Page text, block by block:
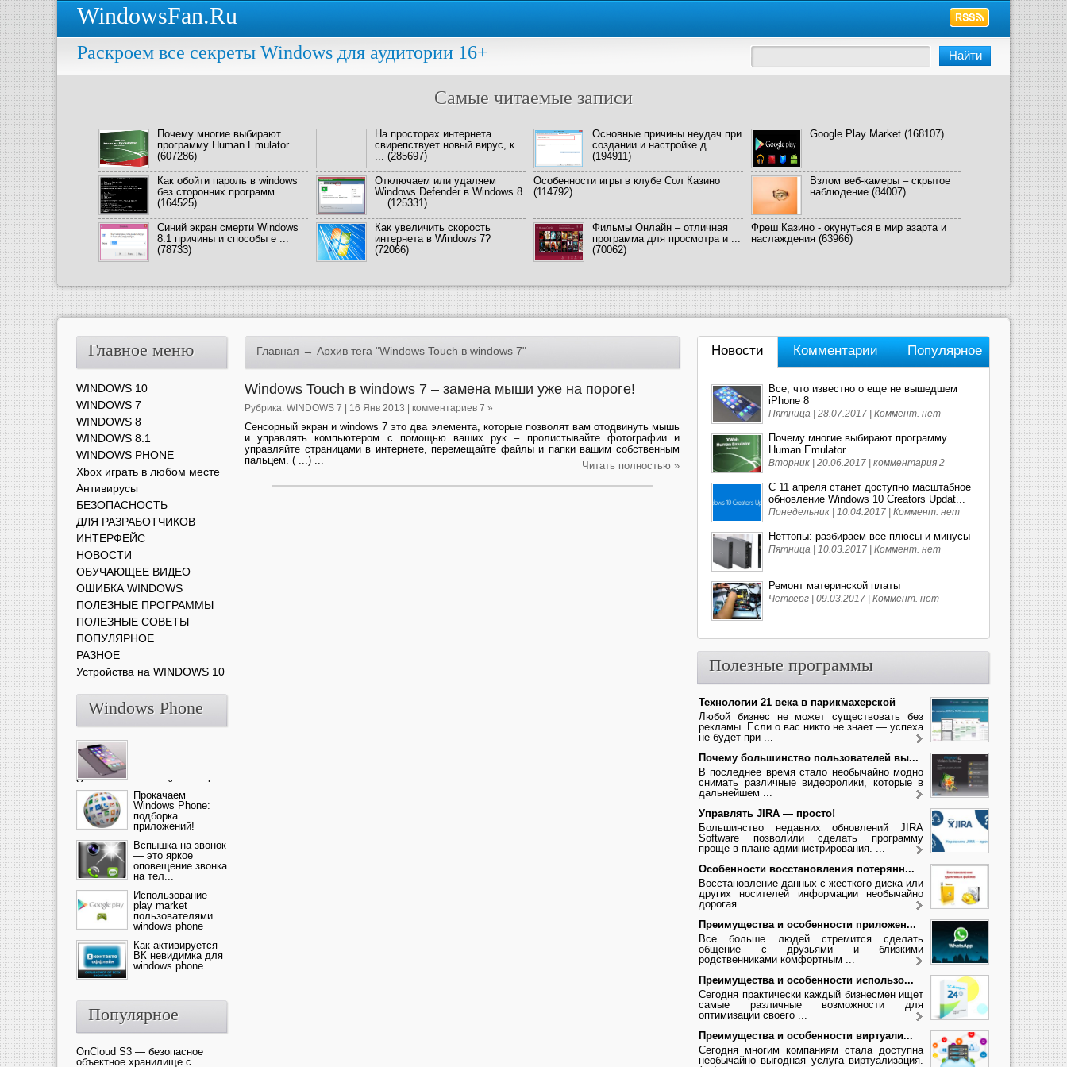
WindowsFan.Ru
Раскроем все секреты Windows для аудитории 16+
Самые читаемые записи
Почему многие выбирают
программу Human Emulator
(607286)
На просторах интернета
свирепствует новый вирус, к
... (285697)
Основные причины неудач при
создании и настройке д ...
(194911)
Google Play Market (168107)
Как обойти пароль в windows
без сторонних программ ...
(164525)
Отключаем или удаляем
Windows Defender в Windows 8
... (125331)
Особенности игры в клубе Сол Казино
(114792)
Взлом веб-камеры – скрытое
наблюдение (84007)
Синий экран смерти Windows
8.1 причины и способы е ...
(78733)
Как увеличить скорость
интернета в Windows 7?
(72066)
Фильмы Онлайн – отличная
программа для просмотра и ...
(70062)
Фреш Казино - окунуться в мир азарта и
наслаждения (63966)
Главная → Архив тега "Windows Touch в windows 7"
Windows Touch в windows 7 – замена мыши уже на пороге!
Рубрика: WINDOWS 7 | 16 Янв 2013 | комментариев 7 »
Сенсорный экран и windows 7 это два элемента, которые позволят вам отодвинуть мышь
и управлять компьютером с помощью ваших рук – пролистывайте фотографии и
управляйте страницами в интернете, перемещайте файлы и папки вашим собственным
пальцем. ( ...) ...
Читать полностью »
Главное меню
WINDOWS 10
WINDOWS 7
WINDOWS 8
WINDOWS 8.1
WINDOWS PHONE
Xbox играть в любом месте
Антивирусы
БЕЗОПАСНОСТЬ
ДЛЯ РАЗРАБОТЧИКОВ
ИНТЕРФЕЙС
НОВОСТИ
ОБУЧАЮЩЕЕ ВИДЕО
ОШИБКА WINDOWS
ПОЛЕЗНЫЕ ПРОГРАММЫ
ПОЛЕЗНЫЕ СОВЕТЫ
ПОПУЛЯРНОЕ
РАЗНОЕ
Устройства на WINDOWS 10
Windows Phone
Ультрасовременный смартфон
— это новика от компании Ap...
Прокачаем
Windows Phone:
подборка
приложений!
Вспышка на звонок
— это яркое
оповещение звонка
на тел...
Использование
play market
пользователями
windows phone
Как активируется
ВК невидимка для
windows phone
Популярное
OnCloud S3 — безопасное
объектное хранилище с
Новости Комментарии Популярное
Все, что известно о еще не вышедшем
iPhone 8
Пятница | 28.07.2017 | Коммент. нет
Почему многие выбирают программу
Human Emulator
Вторник | 20.06.2017 | комментария 2
С 11 апреля станет доступно масштабное
обновление Windows 10 Creators Updat...
Понедельник | 10.04.2017 | Коммент. нет
Неттопы: разбираем все плюсы и минусы
Пятница | 10.03.2017 | Коммент. нет
Ремонт материнской платы
Четверг | 09.03.2017 | Коммент. нет
Полезные программы
Технологии 21 века в парикмахерской
Любой бизнес не может существовать без
рекламы. Если о вас никто не знает — успеха
не будет при ...
Почему большинство пользователей вы...
В последнее время стало необычайно модно
снимать различные видеоролики, которые в
дальнейшем ...
Управлять JIRA — просто!
Большинство недавних обновлений JIRA
Software позволили сделать программу
проще в плане администрирования. ...
Особенности восстановления потерянн...
Восстановление данных с жесткого диска или
других носителей информации необычайно
дорогая ...
Преимущества и особенности приложен...
Все больше людей стремится сделать
общение с друзьями и близкими
родственниками комфортным ...
Преимущества и особенности использо...
Сегодня практически каждый бизнесмен ищет
самые различные возможности для
оптимизации своего ...
Преимущества и особенности виртуали...
Сегодня многим компаниям стала доступна
необычайно выгодная услуга виртуализация.